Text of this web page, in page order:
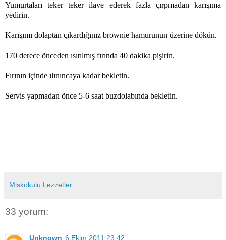
Yumurtaları teker teker ilave ederek fazla çırpmadan karışıma
yedirin.
Karışımı dolaptan çıkardığınız brownie hamurunun üzerine dökün.
170 derece önceden ısıtılmış fırında 40 dakika pişirin.
Fırının içinde ılınıncaya kadar bekletin.
Servis yapmadan önce 5-6 saat buzdolabında bekletin.
Miskokulu Lezzetler
33 yorum:
Unknown 6 Ekim 2011 23:42